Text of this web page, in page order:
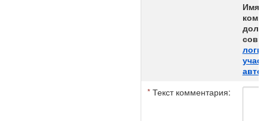
Имя
*Текст комментария: